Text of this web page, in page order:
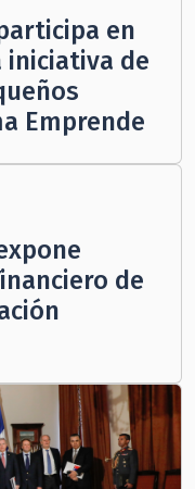
en
iniciativa de
Emprende
de